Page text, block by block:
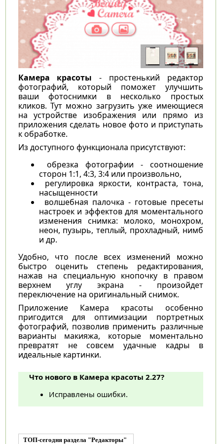
Камера красоты - простенький редактор
фотографий, который поможет улучшить
ваши фотоснимки в несколько простых
кликов. Тут можно загрузить уже имеющиеся
на устройстве изображения или прямо из
приложения сделать новое фото и приступать
к обработке.
Из доступного функционала присутствуют:
обрезка фотографии - соотношение
сторон 1:1, 4:3, 3:4 или произвольно,
регулировка яркости, контраста, тона,
насыщенности
волшебная палочка - готовые пресеты
настроек и эффектов для моментального
изменения снимка: молоко, монохром,
неон, пузырь, теплый, прохладный, нимб
и др.
Удобно, что после всех изменений можно
быстро оценить степень редактирования,
нажав на специальную кнопочку в правом
верхнем углу экрана - произойдет
переключение на оригинальный снимок.
Приложение Камера красоты особенно
пригодится для оптимизации портретных
фотографий, позволив применить различные
варианты макияжа, которые моментально
превратят не совсем удачные кадры в
идеальные картинки.
Что нового в Камера красоты 2.27?
Исправлены ошибки.
ТОП-сегодня раздела "Редакторы"